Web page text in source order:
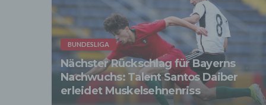
BUNDESLIGA
Nächster Rückschlag für Bayerns
Nachwuchs: Talent Santos Daiber
erleidet Muskelsehnenriss
-
-
Wir